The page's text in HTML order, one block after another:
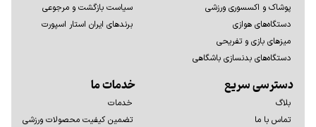
پوشاک و اکسسوری ورزشی
دستگاه‌های هوازی
میزهای بازی و تفریحی
دستگاه‌های بدنسازی باشگاهی
سیاست بازگشت و مرجوعی
برندهای ایران استار اسپورت
دسترسی سریع
بلاگ
تماس با ما
خدمات ما
خدمات
تضمین کیفیت محصولات ورزشی